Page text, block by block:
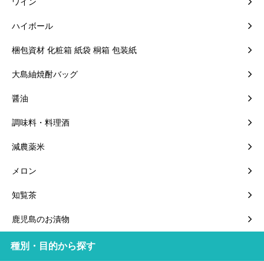
ハイボール
梱包資材 化粧箱 紙袋 桐箱 包装紙
大島紬焼酎バッグ
醤油
調味料・料理酒
減農薬米
メロン
知覧茶
鹿児島のお漬物
種別・目的から探す